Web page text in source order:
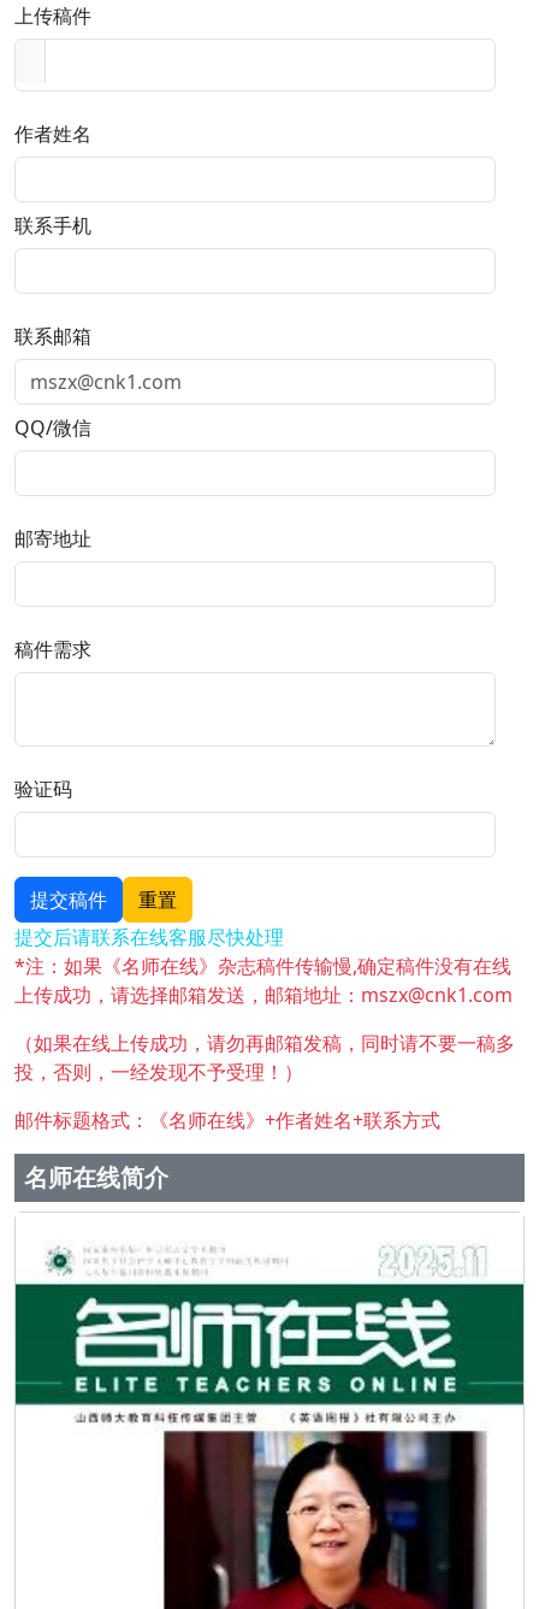
上传稿件
作者姓名
联系手机
联系邮箱
QQ/微信
邮寄地址
稿件需求
验证码
提交稿件
重置
提交后请联系在线客服尽快处理
*注：如果《名师在线》杂志稿件传输慢,确定稿件没有在线
上传成功，请选择邮箱发送，邮箱地址：mszx@cnk1.com
（如果在线上传成功，请勿再邮箱发稿，同时请不要一稿多
投，否则，一经发现不予受理！）
邮件标题格式：《名师在线》+作者姓名+联系方式
名师在线简介